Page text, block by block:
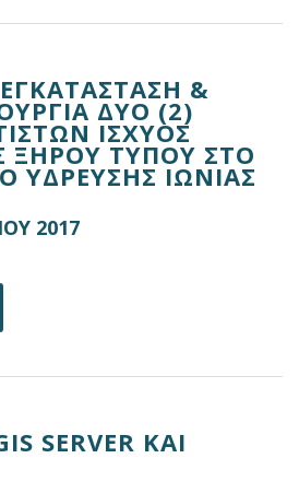
&
ΔΥΟ (2)
ΙΣΧΥΟΣ
ΞΗΡΟΥ ΤΥΠΟΥ ΣΤΟ
ΥΔΡΕΥΣΗΣ ΙΩΝΙΑΣ
2017
SERVER ΚΑΙ